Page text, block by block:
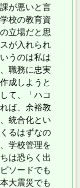
が悪いと言
校の教育資
立場だと思
が入れられ
うのは私は
職務に忠実
成しようと
て、「ハコ
ば、余裕教
統合化とい
るはずなの
学校管理を
は恐らく出
ソードでも
大震災でも